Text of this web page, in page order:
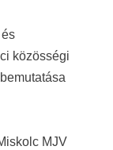
közösségi
MJV